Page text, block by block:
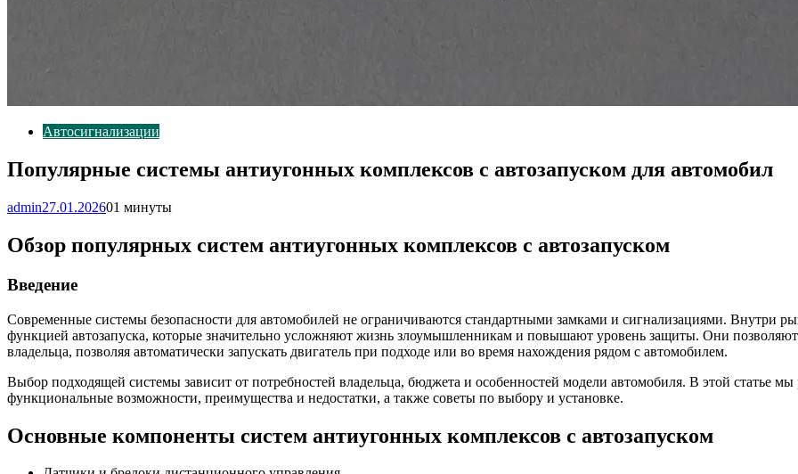
Автосигнализации
Популярные системы антиугонных комплексов с автозапуском для автомобил
admin27.01.202601 минуты
Обзор популярных систем антиугонных комплексов с автозапуском
Введение
Современные системы безопасности для автомобилей не ограничиваются стандартными замками и сигнализациями. Внутри
функцией автозапуска, которые значительно усложняют жизнь злоумышленникам и повышают уровень защиты. Они позволяют
владельца, позволяя автоматически запускать двигатель при подходе или во время нахождения рядом с автомобилем.
Выбор подходящей системы зависит от потребностей владельца, бюджета и особенностей модели автомобиля. В этой статье
функциональные возможности, преимущества и недостатки, а также советы по выбору и установке.
Основные компоненты систем антиугонных комплексов с автозапуском